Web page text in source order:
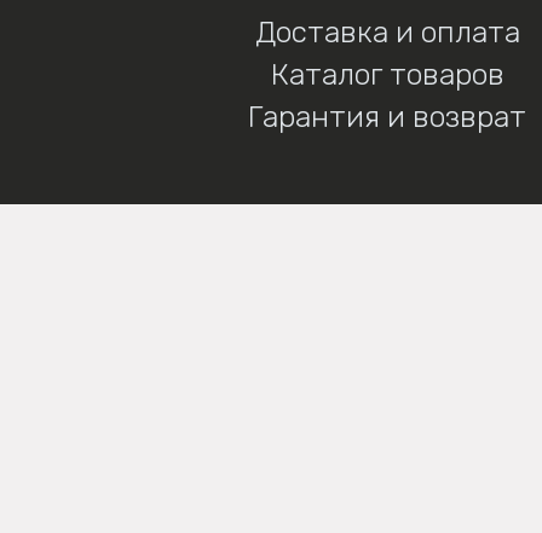
Доставка и оплата
Каталог товаров
Гарантия и возврат